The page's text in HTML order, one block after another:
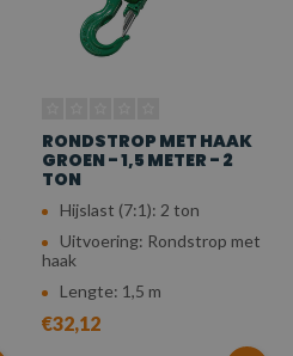
RONDSTROP MET HAAK
GROEN - 1,5 METER - 2
TON
Hijslast (7:1): 2 ton
Uitvoering: Rondstrop met
haak
Lengte: 1,5 m
€32,12